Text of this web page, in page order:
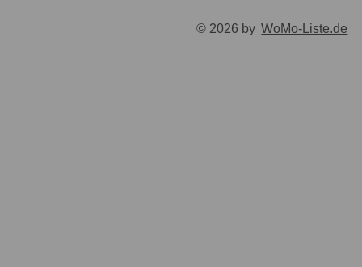
© 2026 by WoMo-Liste.de